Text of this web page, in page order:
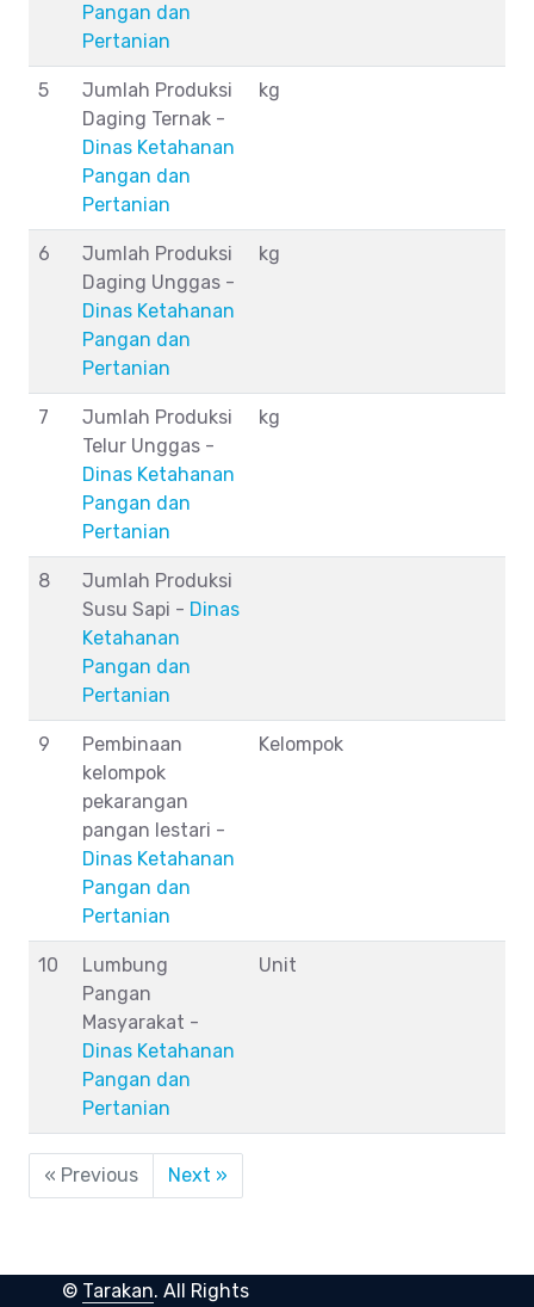
Pangan dan
Pertanian
5
Jumlah Produksi
Daging Ternak -
Dinas Ketahanan
Pangan dan
Pertanian
kg
6
Jumlah Produksi
Daging Unggas -
Dinas Ketahanan
Pangan dan
Pertanian
kg
7
Jumlah Produksi
Telur Unggas -
Dinas Ketahanan
Pangan dan
Pertanian
kg
8
Jumlah Produksi
Susu Sapi - Dinas
Ketahanan
Pangan dan
Pertanian
9
Pembinaan
kelompok
pekarangan
pangan lestari -
Dinas Ketahanan
Pangan dan
Pertanian
Kelompok
10
Lumbung
Pangan
Masyarakat -
Dinas Ketahanan
Pangan dan
Pertanian
Unit
« Previous Next »
© Tarakan. All Rights